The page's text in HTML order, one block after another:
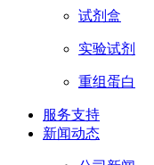
试剂盒
实验试剂
重组蛋白
服务支持
新闻动态